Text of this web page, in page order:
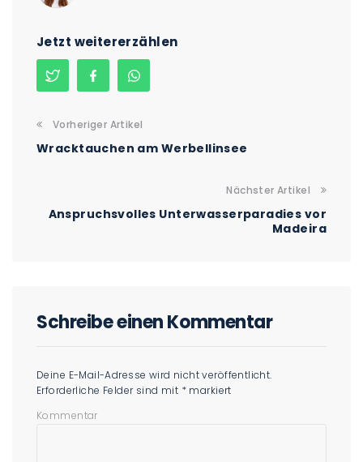
Jetzt weitererzählen
Vorheriger Artikel
Wracktauchen am Werbellinsee
Nächster Artikel
Anspruchsvolles Unterwasserparadies vor
Madeira
Schreibe einen Kommentar
Deine E-Mail-Adresse wird nicht veröffentlicht.
Erforderliche Felder sind mit * markiert
Kommentar